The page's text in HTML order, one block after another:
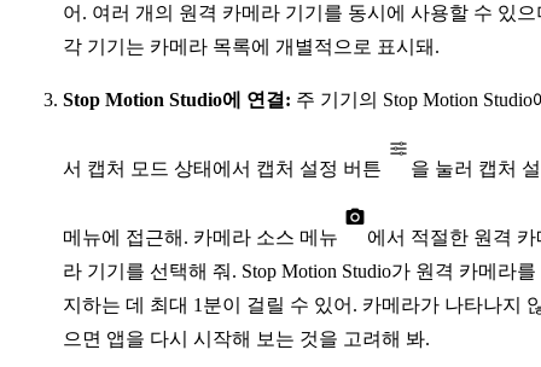
어. 여러 개의 원격 카메라 기기를 동시에 사용할 수 있으
각 기기는 카메라 목록에 개별적으로 표시돼.
Stop Motion Studio에 연결: 주 기기의 Stop Motion Studio
서 캡처 모드 상태에서 캡처 설정 버튼 을 눌러 캡처
메뉴에 접근해. 카메라 소스 메뉴
에서 적절한 원격 카
라 기기를 선택해 줘. Stop Motion Studio가 원격 카메라를
지하는 데 최대 1분이 걸릴 수 있어. 카메라가 나타나지
으면 앱을 다시 시작해 보는 것을 고려해 봐.